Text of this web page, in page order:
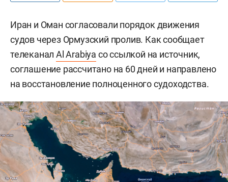
Иран и Оман согласовали порядок движения
судов через Ормузский пролив. Как сообщает
телеканалAl Arabiya со ссылкой на источник,
соглашение рассчитано на 60 дней и направлено
на восстановление полноценного судоходства.